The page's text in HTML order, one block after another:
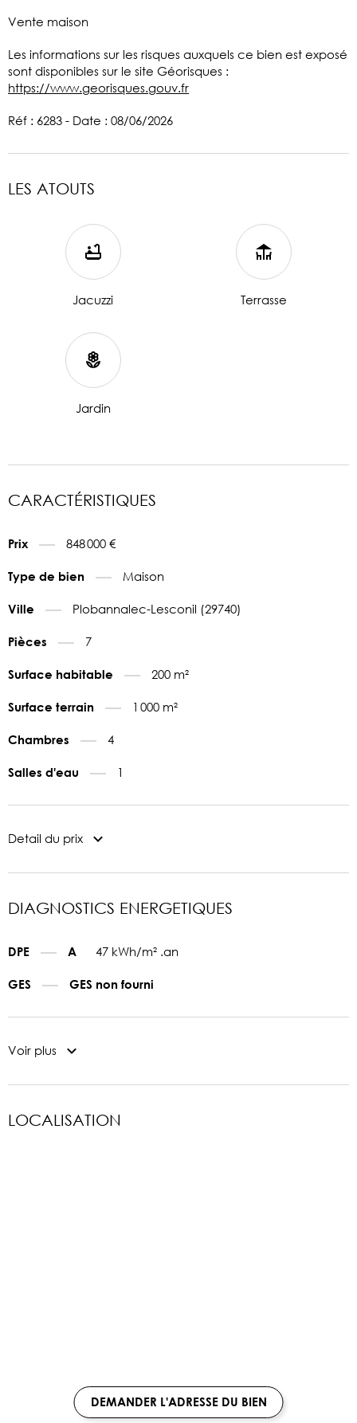
Vente maison
Les informations sur les risques auxquels ce bien est exposé
sont disponibles sur le site Géorisques :
https://www.georisques.gouv.fr
Réf : 6283 - Date : 08/06/2026
LES ATOUTS
Jacuzzi Terrasse
Jardin
CARACTÉRISTIQUES
Prix 848 000 €
Type de bien Maison
Ville Plobannalec-Lesconil (29740)
Pièces 7
Surface habitable 200 m²
Surface terrain 1 000 m²
Chambres 4
Salles d'eau 1
Detail du prix
DIAGNOSTICS ENERGETIQUES
DPE A 47 kWh/m² .an
GES GES non fourni
Voir plus
LOCALISATION
DEMANDER L'ADRESSE DU BIEN